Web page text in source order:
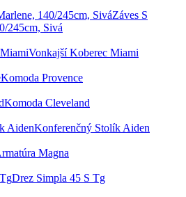
Záves S
245cm, Sivá
Vonkajší Koberec Miami
Komoda Provence
Komoda Cleveland
Konferenčný Stolík Aiden
Magna
Drez Simpla 45 S Tg